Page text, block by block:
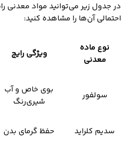
در جدول زیر می‌توانید مواد معدنی
احتمالی آن‌ها را مشاهده کنید:
نوع ماده
معدنی
ویژگی رایج
سولفور
بوی خاص و آب
شیری‌رنگ
سدیم کلراید حفظ گرمای بدن